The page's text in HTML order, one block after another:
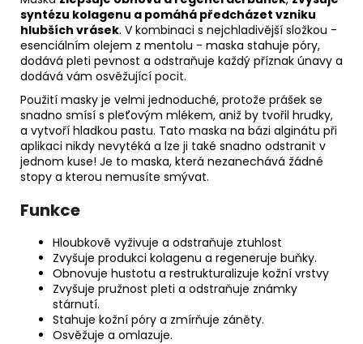
syntézu kolagenu a pomáhá předcházet vzniku
hlubších vrásek. V kombinaci s nejchladivější složkou -
esenciálním olejem z mentolu - maska stahuje póry,
dodává pleti pevnost a odstraňuje každý příznak únavy a
dodává vám osvěžující pocit.
Použití masky je velmi jednoduché, protože prášek se
snadno smísí s pleťovým mlékem, aniž by tvořil hrudky,
a vytvoří hladkou pastu. Tato maska na bázi alginátu při
aplikaci nikdy nevytéká a lze ji také snadno odstranit v
jednom kuse! Je to maska, která nezanechává žádné
stopy a kterou nemusíte smývat.
Funkce
Hloubkově vyživuje a odstraňuje ztuhlost
Zvyšuje produkci kolagenu a regeneruje buňky.
Obnovuje hustotu a restrukturalizuje kožní vrstvy
Zvyšuje pružnost pleti a odstraňuje známky
stárnutí.
Stahuje kožní póry a zmírňuje záněty.
Osvěžuje a omlazuje.